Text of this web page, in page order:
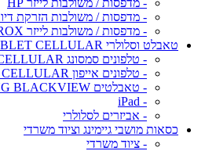
- מדפסות / משולבות לייזר HP
- מדפסות / משולבות הזרקת דיו HP
- מדפסות / משולבות לייזר XEROX
טאבלט וסלולרי TABLET CELLULAR
- טלפונים סמסונג SAMSUNG CELLULAR
- טלפונים אייפון iPHONE CELLULAR
- טאבלטים TABLET SAMSUNG BLACKVIEW
- iPad
- אביזרים לסלולרי
כסאות מושבי גיימינג וציוד משרדי
- ציוד משרדי